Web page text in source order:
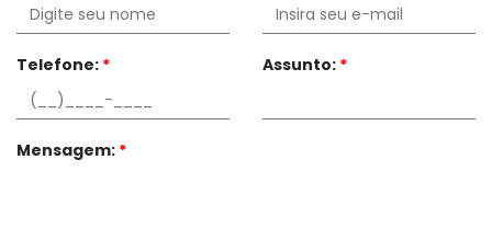
Telefone: * Assunto: *
Mensagem: *